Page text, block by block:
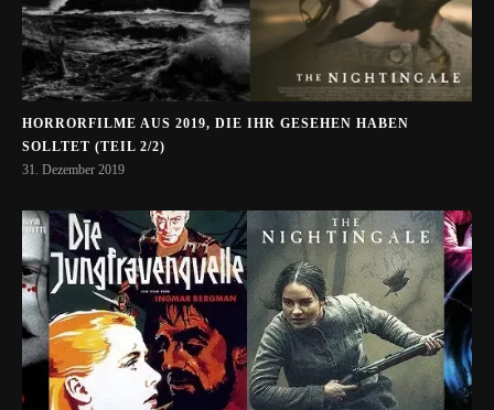
HORRORFILME AUS 2019, DIE IHR GESEHEN HABEN
SOLLTET (TEIL 2/2)
31. Dezember 2019